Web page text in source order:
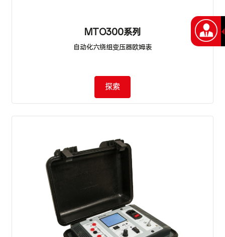
MTO300系列
自动化六绕组变压器欧姆表
探索